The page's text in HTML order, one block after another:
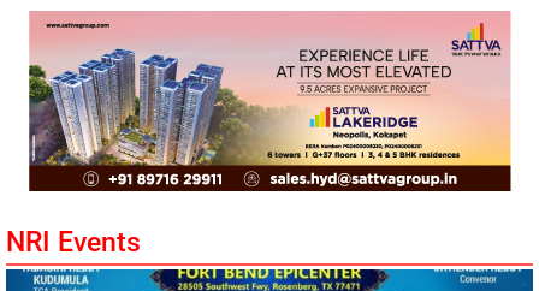
NRI Events